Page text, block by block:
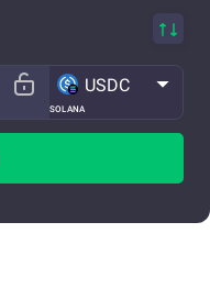
SOLANA
USDC